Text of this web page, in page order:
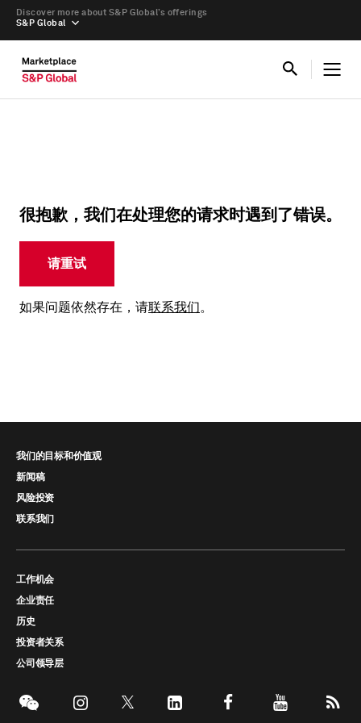
S&P Global
Discover more about S&P Global’s offerings
很抱歉，我们在处理您的请求时遇到了错误。
请重试
如果问题依然存在，请联系我们。
我们的目标和价值观
新闻稿
风险投资
联系我们
工作机会
企业责任
历史
投资者关系
公司领导层